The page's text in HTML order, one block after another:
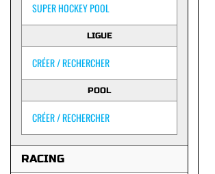
SUPER HOCKEY POOL
LIGUE
CRÉER / RECHERCHER
POOL
CRÉER / RECHERCHER
RACING